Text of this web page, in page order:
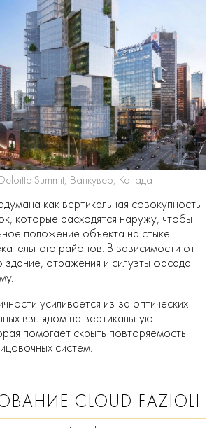
Summit, Ванкувер, Канада
как вертикальная совокупность
которые расходятся наружу, чтобы
положение объекта на стыке
районов. В зависимости от
здание, отражения и силуэты фасада
усиливается из-за оптических
взглядом на вертикальную
помогает скрыть повторяемость
систем.
CLOUD FAZIOLI